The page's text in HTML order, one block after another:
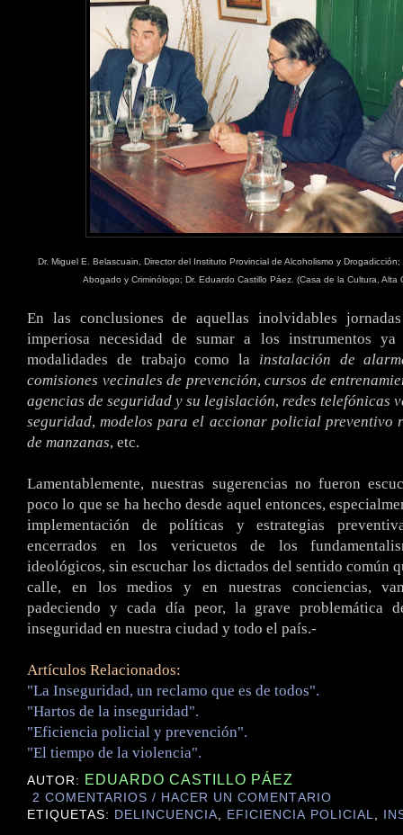
Dr. Miguel E. Belascuain, Director del Instituto Provincial de Alcoholismo y
Abogado y Criminólogo; Dr. Eduardo Castillo Páez. (Casa de la Cultura, Alta
En las conclusiones de aquellas inolvidables
imperiosa necesidad de sumar a los instrumentos ya
modalidades de trabajo como la instalación de
comisiones vecinales de prevención, cursos de
agencias de seguridad y su legislación, redes telefónicas
seguridad,modelos para el accionar policial preventivo
de manzanas, etc.
Lamentablemente, nuestras sugerencias no fueron
poco lo que se ha hecho desde aquel entonces,
implementación de políticas y estrategias
encerrados en los vericuetos de los
ideológicos, sin escuchar los dictados del sentido común
calle, en los medios y en nuestras conciencias,
padeciendo y cada día peor, la grave problemática
inseguridad en nuestra ciudad y todo el país.-
Artículos Relacionados:
"La Inseguridad, un reclamo que es de todos".
"Hartos de la inseguridad".
"Eficiencia policial y prevención".
"El tiempo de la violencia".
AUTOR: EDUARDO CASTILLO PÁEZ
2 COMENTARIOS / HACER UN COMENTARIO
ETIQUETAS: DELINCUENCIA, EFICIENCIA POLICIAL,